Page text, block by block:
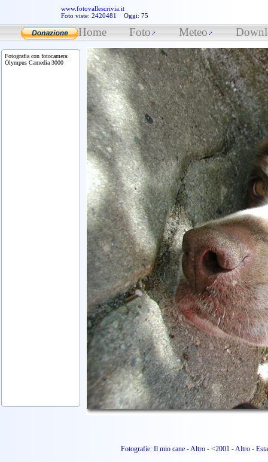
www.fotovallescrivia.it
Foto viste: 2420481 Oggi: 75
Home Foto Meteo
Fotografie: Il mio cane - Altro - <2001 - Altro -
Fotografia con fotocamera:
Olympus Camedia 3000